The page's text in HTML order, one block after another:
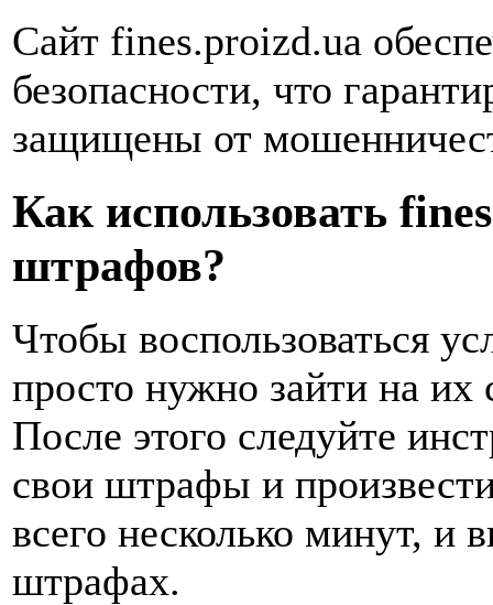
Сайт fines.proizd.ua
безопасности, что
защищены от
Как использовать
штрафов?
Чтобы воспользоваться
просто нужно зайти на их
После этого следуйте
свои штрафы и
всего несколько минут, и
штрафах.